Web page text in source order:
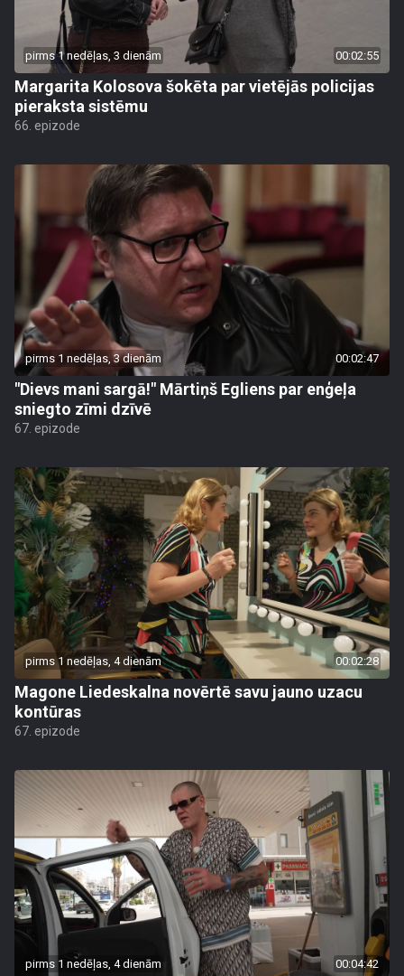
pirms 1 nedēļas, 3 dienām 00:02:55
Margarita Kolosova šokēta par vietējās policijas
pieraksta sistēmu
66. epizode
pirms 1 nedēļas, 3 dienām 00:02:47
"Dievs mani sargā!" Mārtiņš Egliens par enģeļa
sniegto zīmi dzīvē
67. epizode
pirms 1 nedēļas, 4 dienām 00:02:28
Magone Liedeskalna novērtē savu jauno uzacu
kontūras
67. epizode
pirms 1 nedēļas, 4 dienām 00:04:42